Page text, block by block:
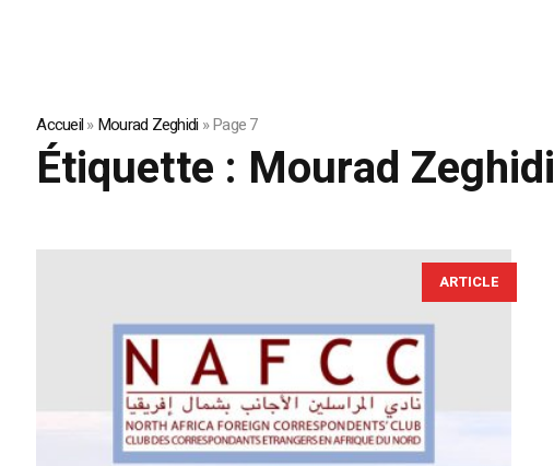
Accueil»Mourad Zeghidi »Page 7
Étiquette : Mourad Zeghidi
ARTICLE